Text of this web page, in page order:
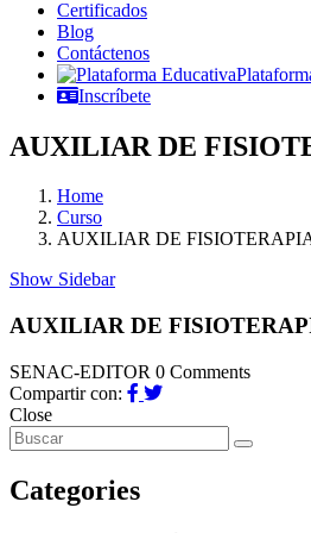
Certificados
Blog
Contáctenos
Inscríbete
AUXILIAR DE
Home
Curso
AUXILIAR DE
Show Sidebar
AUXILIAR DE
SENAC-EDITOR 0 Comments
Compartir con:
Close
Categories